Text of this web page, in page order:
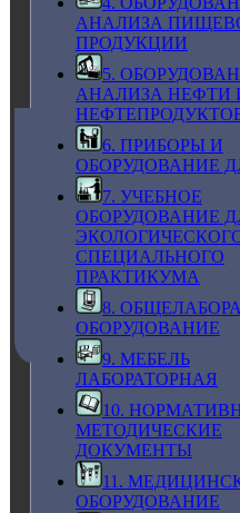
АНАЛИЗА
ПРОДУКЦИИ
5.
АНАЛИЗА НЕФТИ
6. ПРИБОРЫ И
ОБОРУДОВАНИЕ
7. УЧЕБНОЕ
ОБОРУДОВАНИЕ
СПЕЦИАЛЬНОГО
ПРАКТИКУМА
8.
ОБОРУДОВАНИЕ
9. МЕБЕЛЬ
ЛАБОРАТОРНАЯ
10.
МЕТОДИЧЕСКИЕ
ДОКУМЕНТЫ
11.
ОБОРУДОВАНИЕ